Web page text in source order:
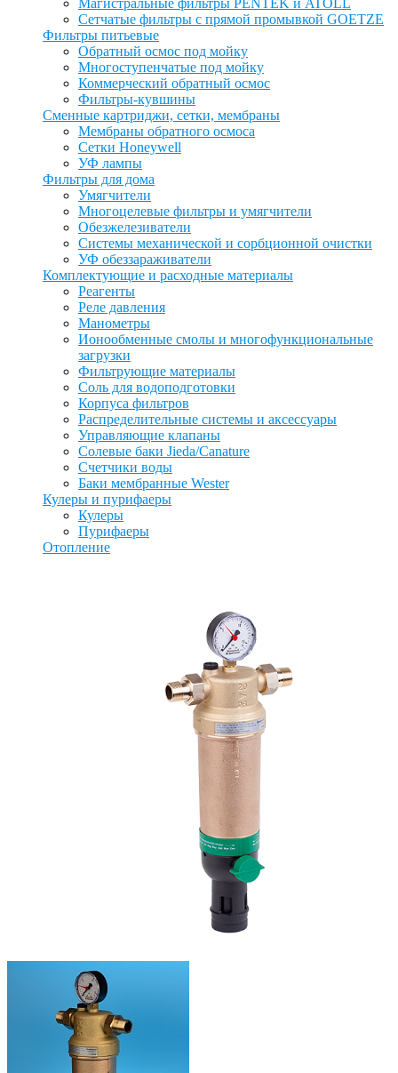
Сетчатые фильтры с прямой промывкой GOETZE
Фильтры питьевые
Обратный осмос под мойку
Многоступенчатые под мойку
Коммерческий обратный осмос
Фильтры-кувшины
Сменные картриджи, сетки, мембраны
Мембраны обратного осмоса
Сетки Honeywell
УФ лампы
Фильтры для дома
Умягчители
Многоцелевые фильтры и умягчители
Обезжелезиватели
Системы механической и сорбционной очистки
УФ обеззараживатели
Комплектующие и расходные материалы
Реагенты
Реле давления
Манометры
Ионообменные смолы и многофункциональные
загрузки
Фильтрующие материалы
Соль для водоподготовки
Корпуса фильтров
Распределительные системы и аксессуары
Управляющие клапаны
Солевые баки Jieda/Canature
Счетчики воды
Баки мембранные Wester
Кулеры и пурифаеры
Кулеры
Пурифаеры
Отопление